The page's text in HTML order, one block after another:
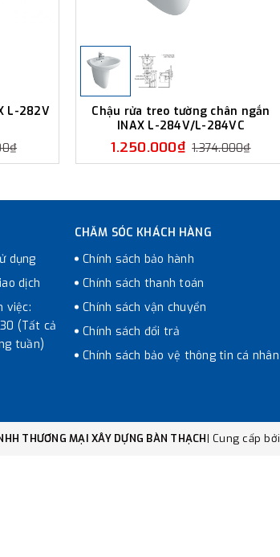
L-282V
Chậu rửa treo tường chân ngắn
INAX L-284V/L-284VC
1.250.000₫ 1.374.000₫
dụng
dịch
việc:
(Tất cả
tuần)
CHĂM SÓC KHÁCH HÀNG
Chính sách bảo hành
Chính sách thanh toán
Chính sách vận chuyển
Chính sách đổi trả
Chính sách bảo vệ thông tin cá nhân
THƯƠNG MẠI XÂY DỰNG BÀN THẠCH| Cung cấp bởi